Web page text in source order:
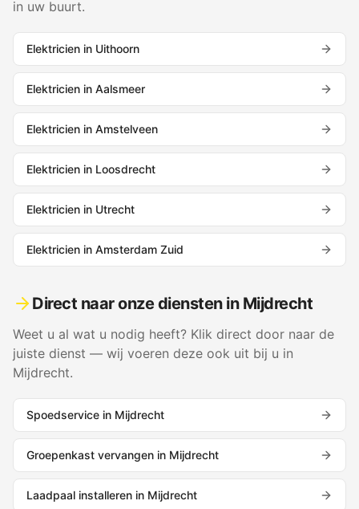
in uw buurt.
Elektricien in Uithoorn
Elektricien in Aalsmeer
Elektricien in Amstelveen
Elektricien in Loosdrecht
Elektricien in Utrecht
Elektricien in Amsterdam Zuid
Direct naar onze diensten in Mijdrecht
Weet u al wat u nodig heeft? Klik direct door naar de
juiste dienst — wij voeren deze ook uit bij u in
Mijdrecht.
Spoedservice in Mijdrecht
Groepenkast vervangen in Mijdrecht
Laadpaal installeren in Mijdrecht